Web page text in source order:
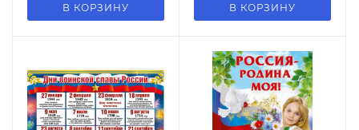
В КОРЗИНУ В КОРЗИНУ